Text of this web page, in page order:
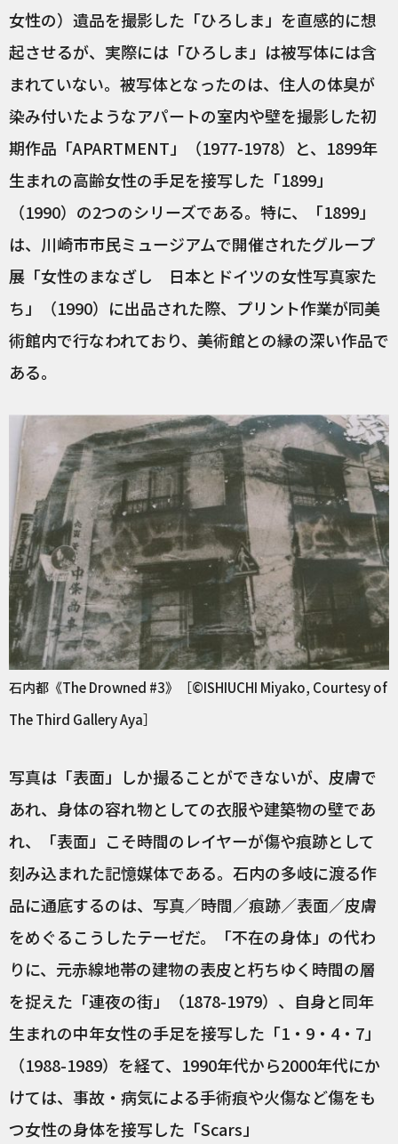
女性の）遺品を撮影した「ひろしま」を直感的に想
起させるが、実際には「ひろしま」は被写体には含
まれていない。被写体となったのは、住人の体臭が
染み付いたようなアパートの室内や壁を撮影した初
期作品「APARTMENT」（1977-1978）と、1899年
生まれの高齢女性の手足を接写した「1899」
（1990）の2つのシリーズである。特に、「1899」
は、川崎市市民ミュージアムで開催されたグループ
展「女性のまなざし 日本とドイツの女性写真家た
ち」（1990）に出品された際、プリント作業が同美
術館内で行なわれており、美術館との縁の深い作品で
ある。
石内都《The Drowned #3》［©ISHIUCHI Miyako, Courtesy of
The Third Gallery Aya］
写真は「表面」しか撮ることができないが、皮膚で
あれ、身体の容れ物としての衣服や建築物の壁であ
れ、「表面」こそ時間のレイヤーが傷や痕跡として
刻み込まれた記憶媒体である。石内の多岐に渡る作
品に通底するのは、写真／時間／痕跡／表面／皮膚
をめぐるこうしたテーゼだ。「不在の身体」の代わ
りに、元赤線地帯の建物の表皮と朽ちゆく時間の層
を捉えた「連夜の街」（1878-1979）、自身と同年
生まれの中年女性の手足を接写した「1・9・4・7」
（1988-1989）を経て、1990年代から2000年代にか
けては、事故・病気による手術痕や火傷など傷をも
つ女性の身体を接写した「Scars」